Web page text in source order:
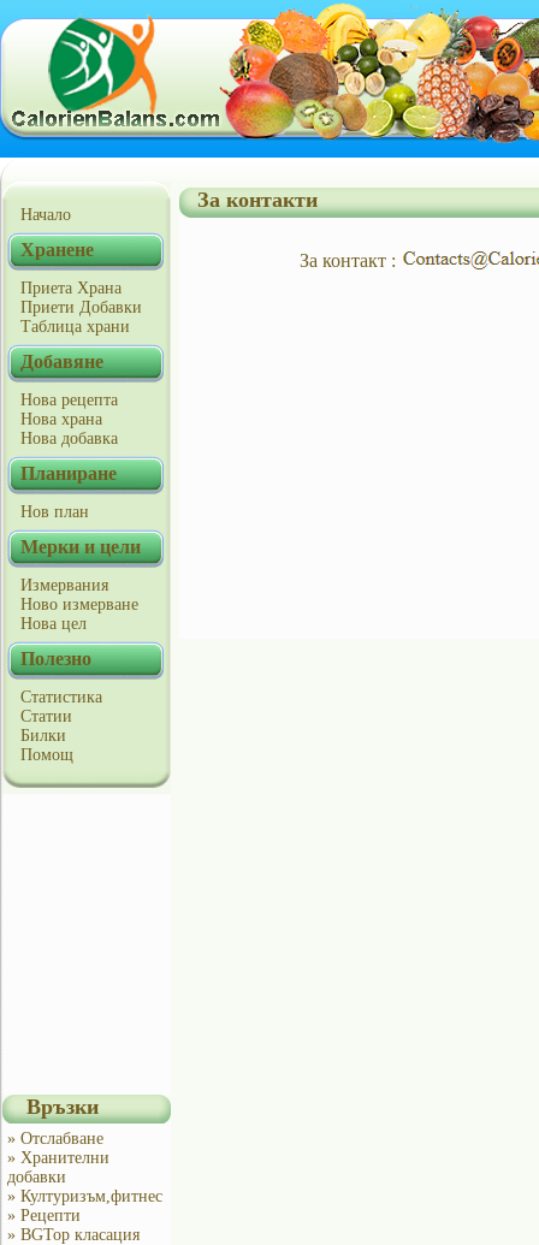
Начало
Хранене
Приета Храна
Приети Добавки
Таблица храни
Добавяне
Нова рецепта
Нова храна
Нова добавка
Планиране
Нов план
Мерки и цели
Измервания
Ново измерване
Нова цел
Полезно
Статистика
Статии
Билки
Помощ
Връзки
» Отслабване
» Хранителни
добавки
» Културизъм,фитнес
» Рецепти
» BGTop класация
За контакти
За контакт :